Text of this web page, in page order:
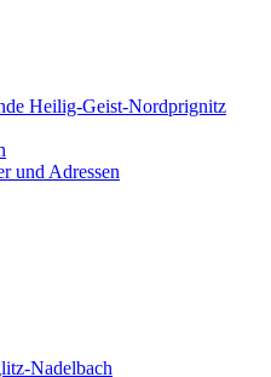
Heilig-Geist-Nordprignitz
und Adressen
Nadelbach